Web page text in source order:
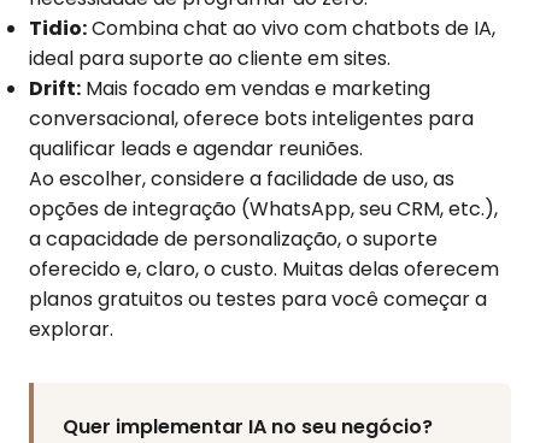
Tidio:Combina chat ao vivo com chatbots de IA,
ideal para suporte ao cliente em sites.
Drift: Mais focado em vendas e marketing
conversacional, oferece bots inteligentes para
qualificar leads e agendar reuniões.
Ao escolher, considere a facilidade de uso, as
opções de integração (WhatsApp, seu CRM, etc.),
a capacidade de personalização, o suporte
oferecido e, claro, o custo. Muitas delas oferecem
planos gratuitos ou testes para você começar a
explorar.
Quer implementar IA no seu negócio?